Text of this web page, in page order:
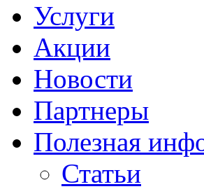
Услуги
Акции
Новости
Партнеры
Полезная
Статьи